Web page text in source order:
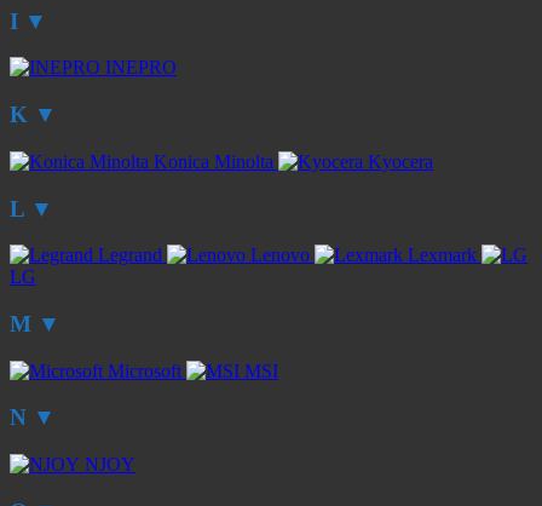
I ▼
INEPRO
K ▼
Konica Minolta Kyocera
L ▼
Legrand Lenovo
Lexmark
LG
M ▼
Microsoft MSI
N ▼
NJOY